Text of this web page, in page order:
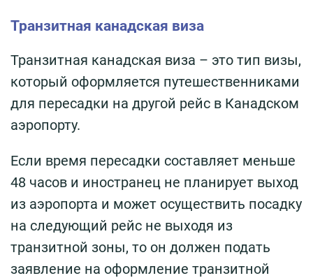
Транзитная канадская виза
Транзитная канадская виза – это тип визы,
который оформляется путешественниками
для пересадки на другой рейс в Канадском
аэропорту.
Если время пересадки составляет меньше
48 часов и иностранец не планирует выход
из аэропорта и может осуществить посадку
на следующий рейс не выходя из
транзитной зоны, то он должен подать
заявление на оформление транзитной